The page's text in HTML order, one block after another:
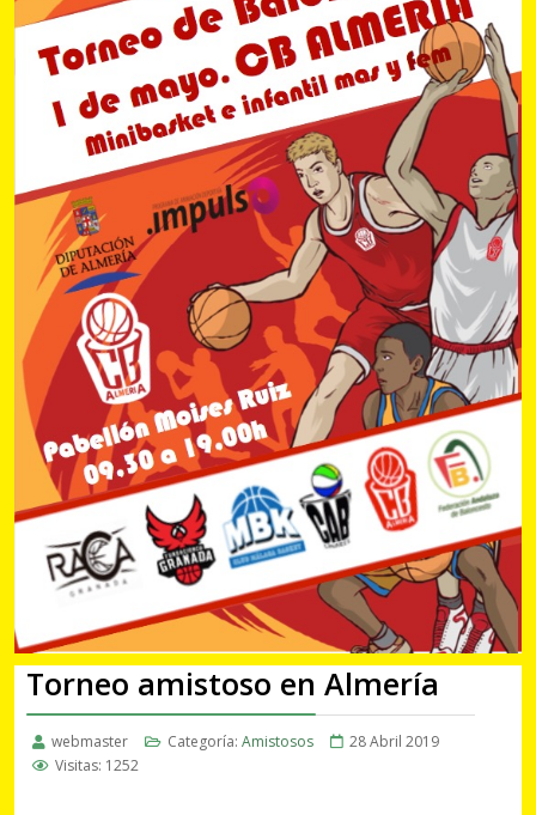
Torneo amistoso en Almería
webmaster Categoría: Amistosos
28 Abril 2019
Visitas: 1252